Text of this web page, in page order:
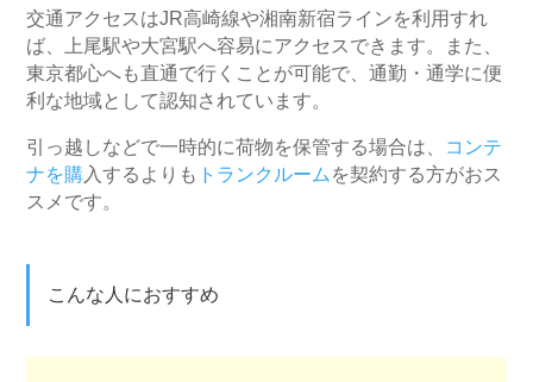
交通アクセスはJR高崎線や湘南新宿ラインを利用すれ
ば、上尾駅や大宮駅へ容易にアクセスできます。また、
東京都心へも直通で行くことが可能で、通勤・通学に便
利な地域として認知されています。
引っ越しなどで一時的に荷物を保管する場合は、 コンテ
ナを購入するよりも トランクルーム を契約する方がおス
スメです。
こんな人におすすめ